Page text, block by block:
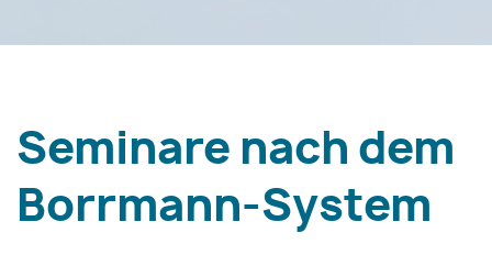
Seminare nach dem
Borrmann-System